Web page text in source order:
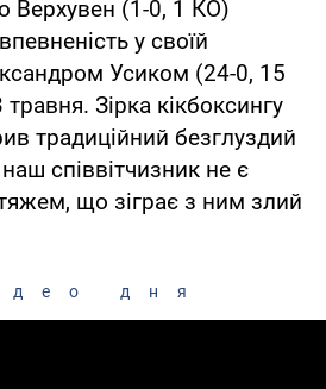
Верхувен (1-0, 1 КО)
у своїй
Усиком (24-0, 15
Зірка кікбоксингу
традиційний безглуздий
співвітчизник не є
що зіграє з ним злий
дня